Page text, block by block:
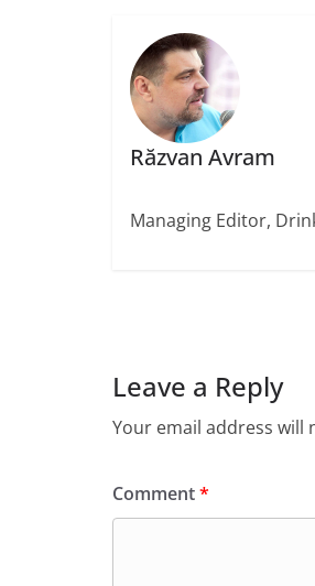
Răzvan Avram
Managing Editor,
Leave a Reply
Your email address will
Comment*